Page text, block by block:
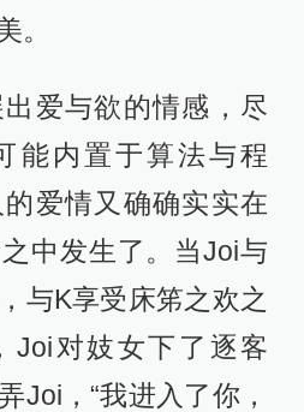
。
爱与欲的情感，尽
能内置于算法与程
爱情又确确实实在
中发生了。当Joi与
与K享受床笫之欢之
Joi对妓女下了逐客
Joi，“我进入了你，